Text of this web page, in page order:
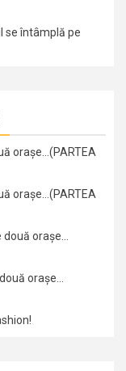
se întâmplă pe
orașe…(PARTEA
orașe…(PARTEA
orașe…
orașe…